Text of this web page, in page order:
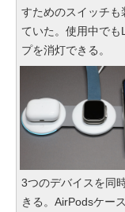
すためのスイッチも
ていた。使用中でも
プを消灯できる。
3つのデバイスを同
きる。AirPodsケー